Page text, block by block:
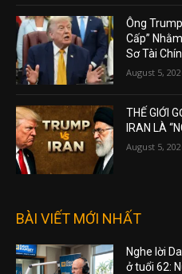
Ông
Cấp”
Sơ Tài
August 5,
THẾ GIỚI
IRAN LÀ
August 5,
BÀI VIẾT MỚI NHẤT
Nghe lời
ở tuổi 62: